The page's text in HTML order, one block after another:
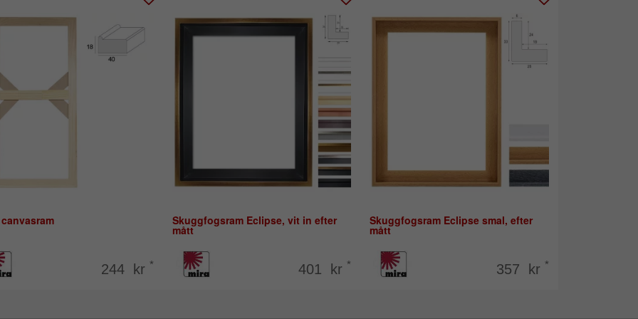
244 kr *
Skuggfogsram Eclipse, vit in efter
mått
401 kr *
Skuggfogsram Eclipse smal, efter
mått
357 kr *